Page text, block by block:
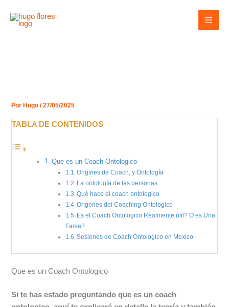
contenido
Por Hugo/27/05/2025
TABLA DE CONTENIDOS
Que es un Coach Ontologico
Origines de Coach, y Ontología
La ontología de las personas
Qué hace el coach ontologico
Origenes del Coaching Ontologico
Es el Coach Ontologico Realmente útil? O es Una
Farsa?
Sesiones de Coach Ontologico en Mexico
Que es un Coach Ontologico
Si te has estado preguntando que es un coach